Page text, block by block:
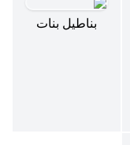
بناطيل بنات